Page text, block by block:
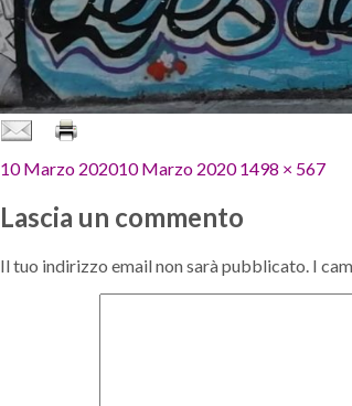
Pubblicato
10 Marzo 202010 Marzo 2020 Dimensione
1498 × 567
Lascia un commento
Il tuo indirizzo email non sarà pubblicato. I